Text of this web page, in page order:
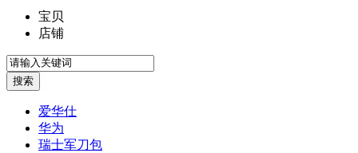
宝贝
店铺
爱华仕
华为
瑞士军刀包